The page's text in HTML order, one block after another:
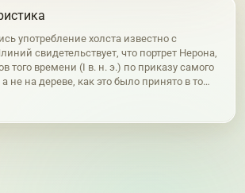
употребление холста известно с
свидетельствует, что портрет Нерона,
времени (I в. н. э.) по приказу самого
не на дереве, как это было принято в то